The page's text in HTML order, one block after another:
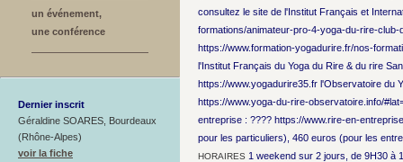
un événement,
une conférence
Dernier inscrit
Géraldine SOARES, Bourdeaux
(Rhône-Alpes)
voir la fiche
consultez le site de l'Institut Français et
formations/animateur-pro-4-yoga-du-rire-
https://www.formation-yogadurire.fr/nos-
l'Institut Français du Yoga du Rire & du rire
https://www.yogadurire35.fr l'Observatoire du
https://www.yoga-du-rire-observatoire.info/
entreprise : ???? https://www.rire-en-
pour les particuliers), 460 euros (pour les
HORAIRES 1 weekend sur 2 jours, de 9H30 à